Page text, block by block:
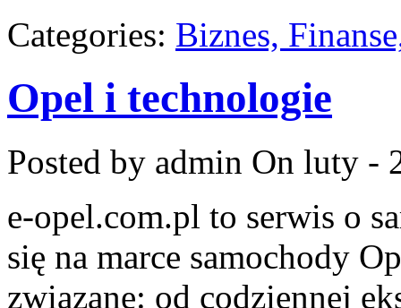
Categories: Biznes,
Opel i technologie
Posted by admin On luty -
e-opel.com.pl to serwis o
się na marce samochody
związane: od codziennej